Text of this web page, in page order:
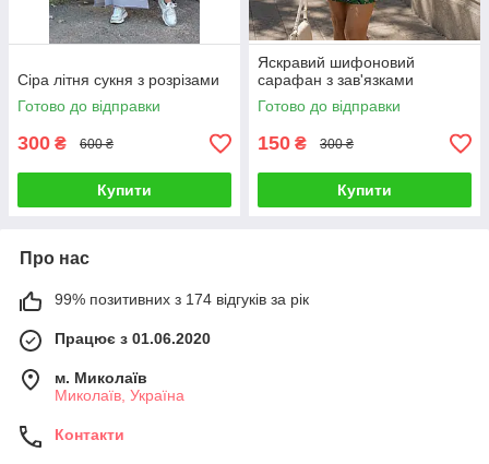
Сіра літня сукня з розрізами
Готово до відправки
300 ₴ 600 ₴
Купити
Яскравий шифоновий
сарафан з зав'язками
Готово до відправки
150 ₴ 300 ₴
Купити
Про нас
99% позитивних з 174 відгуків за рік
Працює з 01.06.2020
м. Миколаїв
Миколаїв, Україна
Контакти